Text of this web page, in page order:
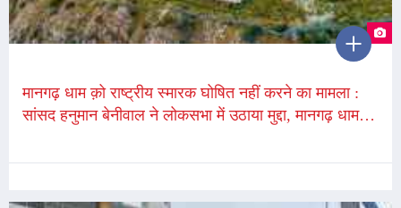
मानगढ़ धाम क़ो राष्ट्रीय स्मारक घोषित नहीं करने का मामला :
सांसद हनुमान बेनीवाल ने लोकसभा में उठाया मुद्दा, मानगढ़ धाम को